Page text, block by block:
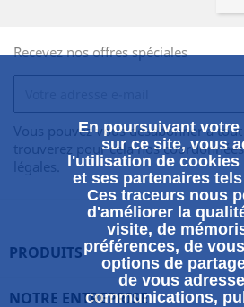
Recevez nos offres spéciales
Vous pouvez vous désabonner à
trouverez pour cela nos
légales.
PRODUITS
NOTRE ENTREPRISE
En poursuivant votre
sur ce site, vous
l'utilisation de
et ses partenaires
Ces traceurs nous
d'améliorer la
visite, de
préférences, de
options de
de vous
communications,